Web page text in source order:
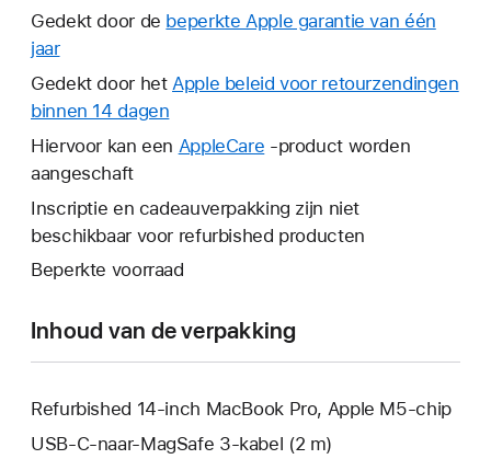
Gedekt door de beperkte Apple garantie van één
jaarHierdoor
wordt
er
nieuw
venster
geopend.
Gedekt door het Apple beleid voor retourzendingen
binnen 14 dagen
wordt
nieuw
venster
geopend.
Hiervoor kan een AppleCare Hierdoor
er
een
-product worden
aangeschaft
Inscriptie en cadeauverpakking zijn niet
beschikbaar voor refurbished producten
Beperkte voorraad
Inhoud van de verpakking
Refurbished 14‑inch MacBook Pro, Apple M5-chip
USB‑C-naar-MagSafe 3-kabel (2 m)